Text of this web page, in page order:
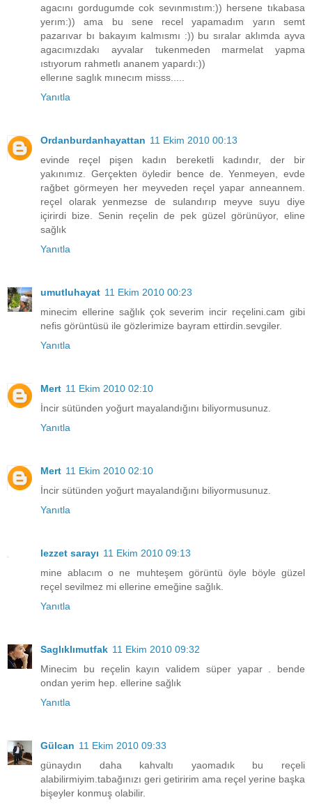
agacını gordugumde cok sevınmıstım:)) hersene tıkabasa
yerım:)) ama bu sene recel yapamadım yarın semt
pazarıvar bı bakayım kalmısmı :)) bu sıralar aklımda ayva
agacımızdakı ayvalar tukenmeden marmelat yapma
ıstıyorum rahmetlı ananem yapardı:))
ellerıne saglık mınecım misss.....
Yanıtla
Ordanburdanhayattan 11 Ekim 2010 00:13
evinde reçel pişen kadın bereketli kadındır, der bir
yakınımız. Gerçekten öyledir bence de. Yenmeyen, evde
rağbet görmeyen her meyveden reçel yapar anneannem.
reçel olarak yenmezse de sulandırıp meyve suyu diye
içirirdi bize. Senin reçelin de pek güzel görünüyor, eline
sağlık
Yanıtla
umutluhayat 11 Ekim 2010 00:23
minecim ellerine sağlık çok severim incir reçelini.cam gibi
nefis görüntüsü ile gözlerimize bayram ettirdin.sevgiler.
Yanıtla
Mert 11 Ekim 2010 02:10
İncir sütünden yoğurt mayalandığını biliyormusunuz.
Yanıtla
Mert 11 Ekim 2010 02:10
İncir sütünden yoğurt mayalandığını biliyormusunuz.
Yanıtla
lezzet sarayı 11 Ekim 2010 09:13
mine ablacım o ne muhteşem görüntü öyle böyle güzel
reçel sevilmez mi ellerine emeğine sağlık.
Yanıtla
Saglıklımutfak 11 Ekim 2010 09:32
Minecim bu reçelin kayın validem süper yapar . bende
ondan yerim hep. ellerine sağlık
Yanıtla
Gülcan 11 Ekim 2010 09:33
günaydın daha kahvaltı yaomadık bu reçeli
alabilirmiyim.tabağınızı geri getiririm ama reçel yerine başka
bişeyler konmuş olabilir.